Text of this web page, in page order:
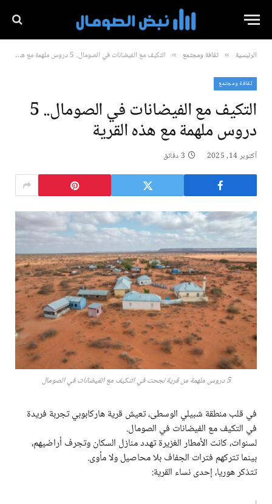
الرئيسية » ثقافة ومجتمع » التكيف مع الفيضانات في الصومال.. 5 دروس ملهمة مع هذه القرية
ثقافة ومجتمع
التكيف مع الفيضانات في الصومال.. 5
دروس ملهمة مع هذه القرية
أكتوبر 14, 2025 3 دقائق
5 دروس ملهمة من قرية نجحت في التكيف مع الفيضانات في الصومال
في قلب منطقة شبيلي الوسطى، تعيش قرية هاركابوبي تجربة فريدة
في التكيف مع الفيضانات في الصومال.
لسنوات، كانت الأمطار الغزيرة تهدد منازل السكان وتجرف أراضيهم،
بينما تتركهم فترات الجفاف بلا محاصيل ولا مأوى.
تتذكر هوريا، إحدى نساء القرية: